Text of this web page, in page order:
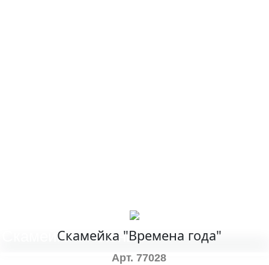
Скамейки стальные
Скамейка "Времена года"
Арт. 77028